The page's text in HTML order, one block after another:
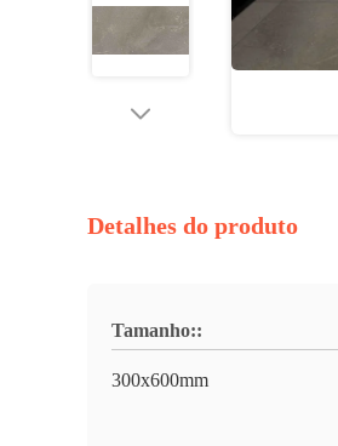
Detalhes do produto
Tamanho::
300x600mm